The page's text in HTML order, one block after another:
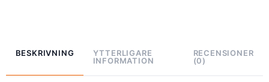
BESKRIVNING
YTTERLIGARE
INFORMATION
RECENSIONER
(0)